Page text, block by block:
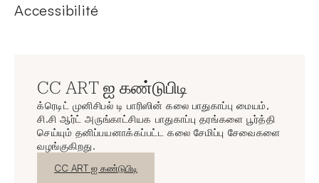
Accessibilité
CC ART ஐ கண்டுபிடி
க்ரெடிட் முனிசிபல் டி பாரிஸின் கலை பாதுகாப்பு மையம்,
சி.சி ஆர்ட் அருங்காட்சியக பாதுகாப்பு தரங்களை பூர்த்தி
செய்யும் தனிப்பயனாக்கப்பட்ட கலை சேமிப்பு சேவைகளை
வழங்குகிறது.
புதிய சாளரம்
CC ART ஐ கண்டுபிடி